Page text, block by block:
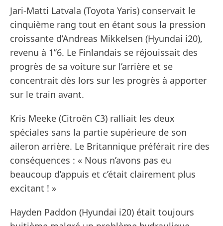
Jari-Matti Latvala (Toyota Yaris) conservait le
cinquième rang tout en étant sous la pression
croissante d’Andreas Mikkelsen (Hyundai i20),
revenu à 1’’6. Le Finlandais se réjouissait des
progrès de sa voiture sur l’arrière et se
concentrait dès lors sur les progrès à apporter
sur le train avant.
Kris Meeke (Citroën C3) ralliait les deux
spéciales sans la partie supérieure de son
aileron arrière. Le Britannique préférait rire des
conséquences : « Nous n’avons pas eu
beaucoup d’appuis et c’était clairement plus
excitant ! »
Hayden Paddon (Hyundai i20) était toujours